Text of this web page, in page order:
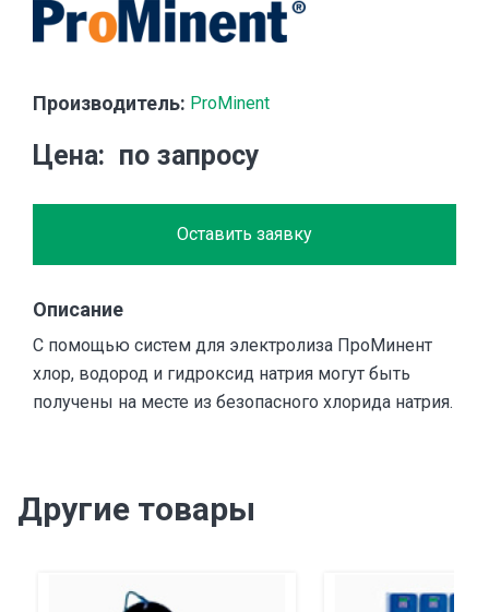
Производитель: ProMinent
Цена по запросу
Оставить заявку
Описание
C помощью систем для электролиза ПроМинент
хлор, водород и гидроксид натрия могут быть
получены на месте из безопасного хлорида натрия.
Другие товары